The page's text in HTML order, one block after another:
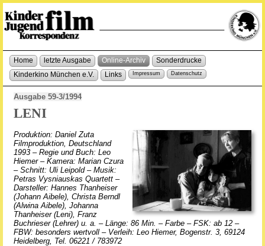
Home letzte Ausgabe Online-Archiv
Sonderdrucke
Kinderkino München e.V.
Links Impressum Datenschutz
Ausgabe 59-3/1994
LENI
Produktion: Daniel Zuta
Filmproduktion, Deutschland
1993 – Regie und Buch: Leo
Hiemer – Kamera: Marian Czura
– Schnitt: Uli Leipold – Musik:
Petras Vysniauskas Quartett –
Darsteller: Hannes Thanheiser
(Johann Aibele), Christa Berndl
(Alwina Aibele), Johanna
Thanheiser (Leni), Franz
Buchrieser (Lehrer) u. a. – Länge: 86 Min. – Farbe – FSK: ab 12 –
FBW: besonders wertvoll – Verleih: Leo Hiemer, Bogenstr. 3, 69124
Heidelberg, Tel. 06221 / 783972